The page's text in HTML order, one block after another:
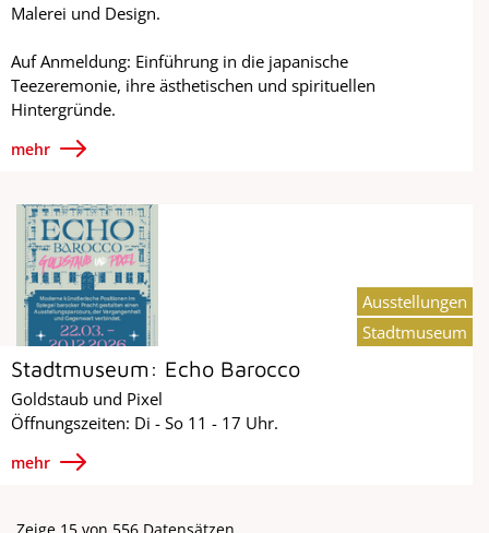
Malerei und Design.
Auf Anmeldung: Einführung in die japanische
Teezeremonie, ihre ästhetischen und spirituellen
Hintergründe.
mehr
Stadtmuseum: Echo Barocco
Goldstaub und Pixel
Öffnungszeiten: Di - So 11 - 17 Uhr.
mehr
Ausstellungen
Stadtmuseum
Zeige 15 von 556 Datensätzen.